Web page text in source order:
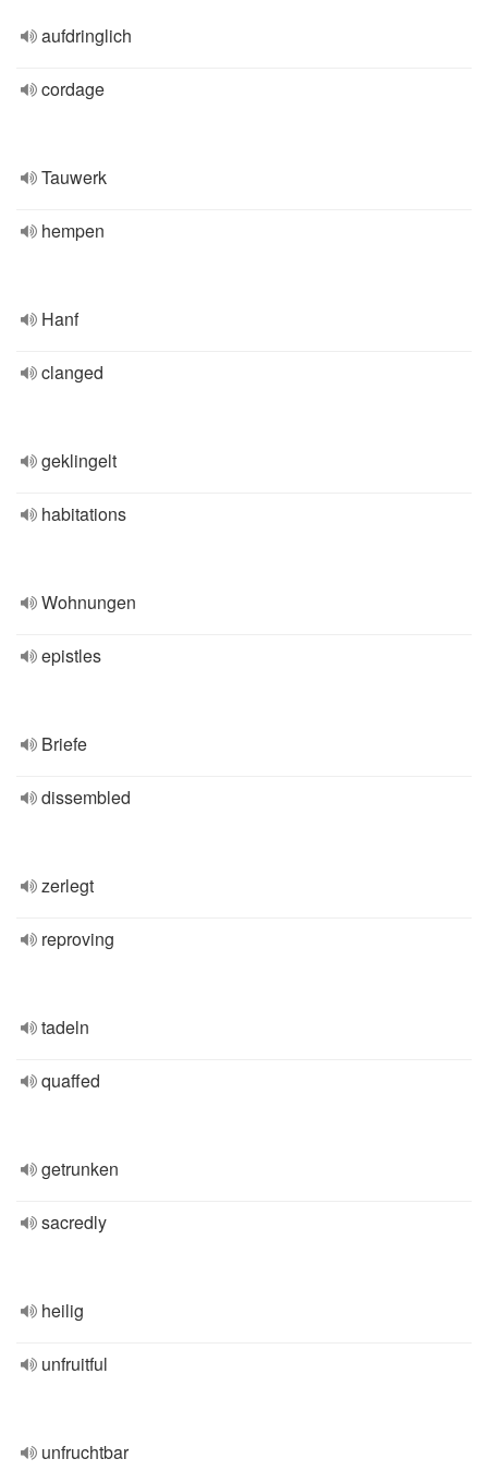
aufdringlich
cordage
Tauwerk
hempen
Hanf
clanged
geklingelt
habitations
Wohnungen
epistles
Briefe
dissembled
zerlegt
reproving
tadeln
quaffed
getrunken
sacredly
heilig
unfruitful
unfruchtbar